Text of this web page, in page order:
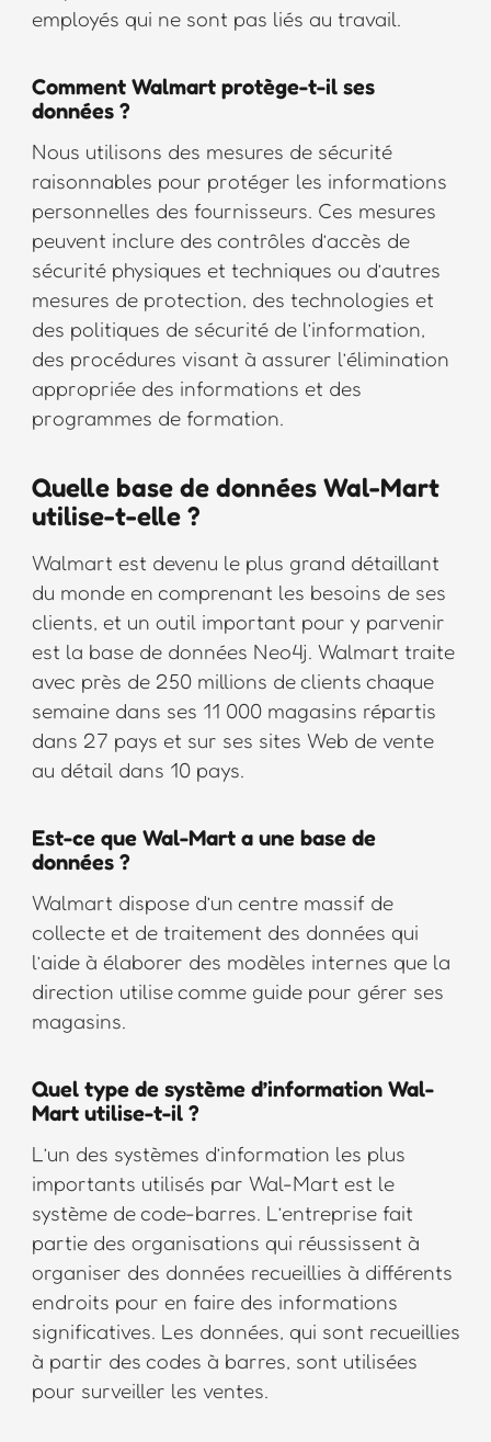
employés qui ne sont pas liés au travail.
Comment Walmart protège-t-il ses
données ?
Nous utilisons des mesures de sécurité
raisonnables pour protéger les informations
personnelles des fournisseurs. Ces mesures
peuvent inclure des contrôles d’accès de
sécurité physiques et techniques ou d’autres
mesures de protection, des technologies et
des politiques de sécurité de l’information,
des procédures visant à assurer l’élimination
appropriée des informations et des
programmes de formation.
Quelle base de données Wal-Mart
utilise-t-elle ?
Walmart est devenu le plus grand détaillant
du monde en comprenant les besoins de ses
clients, et un outil important pour y parvenir
est la base de données Neo4j. Walmart traite
avec près de 250 millions de clients chaque
semaine dans ses 11 000 magasins répartis
dans 27 pays et sur ses sites Web de vente
au détail dans 10 pays.
Est-ce que Wal-Mart a une base de
données ?
Walmart dispose d’un centre massif de
collecte et de traitement des données qui
l’aide à élaborer des modèles internes que la
direction utilise comme guide pour gérer ses
magasins.
Quel type de système d’information Wal-
Mart utilise-t-il ?
L’un des systèmes d’information les plus
importants utilisés par Wal-Mart est le
système de code-barres. L’entreprise fait
partie des organisations qui réussissent à
organiser des données recueillies à différents
endroits pour en faire des informations
significatives. Les données, qui sont recueillies
à partir des codes à barres, sont utilisées
pour surveiller les ventes.